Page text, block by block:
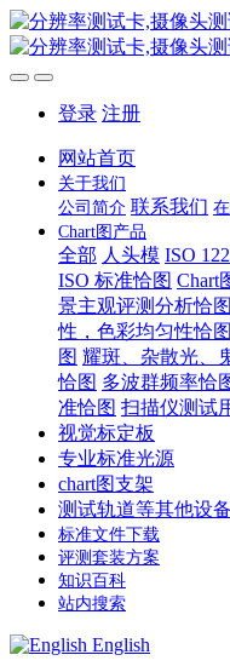
登录 注册
网站首页
关于我们
公司简介 联系我们
Chart图产品
全部 人头模 ISO
ISO 标准恰图 Chart
景主观评测分析恰图
性，色彩均匀性恰图
图 耀斑、杂散光、
恰图 多波群频率恰
准恰图 扫描仪测试
视觉标定板
专业标准光源
chart图支架
测试轨道等其他设备
标准文件下载
评测套装方案
知识百科
站内搜索
English